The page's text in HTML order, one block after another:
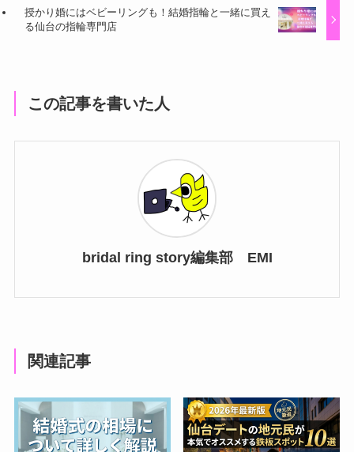
授かり婚にはベビーリングも！結婚指輪と一緒に買え
る仙台の指輪専門店
この記事を書いた人
bridal ring story編集部 EMI
関連記事